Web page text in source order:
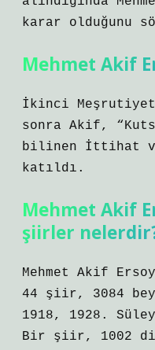
karar olduğunu
Mehmet Akif
İkinci
sonra Akif,
bilinen İttihat ve
katıldı.
Mehmet Akif
şiirler
Mehmet Akif
44 şiir, 3084
1918, 1928.
Bir şiir, 1002